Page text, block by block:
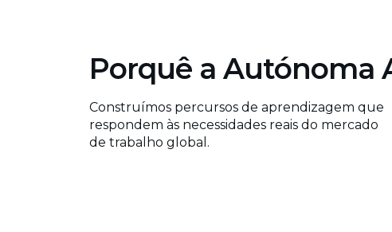
Porquê a Autónoma
Construímos percursos de aprendizagem que
respondem às necessidades reais do mercado
de trabalho global.